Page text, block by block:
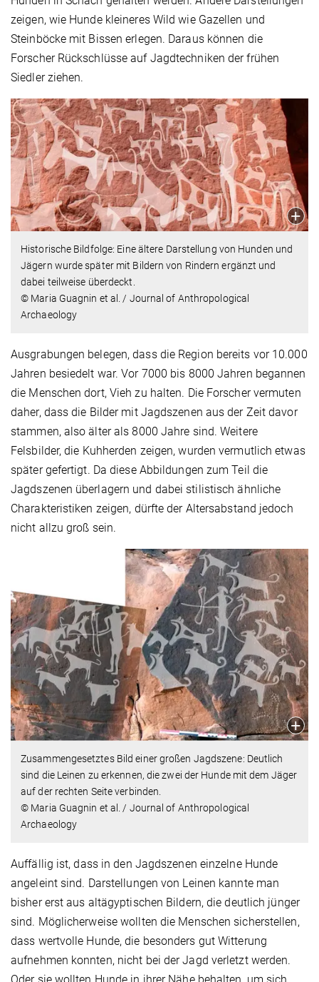
zeigen, wie Hunde kleineres Wild wie Gazellen und
Steinböcke mit Bissen erlegen. Daraus können die
Forscher Rückschlüsse auf Jagdtechniken der frühen
Siedler ziehen.
Historische Bildfolge: Eine ältere Darstellung von Hunden und
Jägern wurde später mit Bildern von Rindern ergänzt und
dabei teilweise überdeckt.
© Maria Guagnin et al. / Journal of Anthropological
Archaeology
Ausgrabungen belegen, dass die Region bereits vor 10.000
Jahren besiedelt war. Vor 7000 bis 8000 Jahren begannen
die Menschen dort, Vieh zu halten. Die Forscher vermuten
daher, dass die Bilder mit Jagdszenen aus der Zeit davor
stammen, also älter als 8000 Jahre sind. Weitere
Felsbilder, die Kuhherden zeigen, wurden vermutlich etwas
später gefertigt. Da diese Abbildungen zum Teil die
Jagdszenen überlagern und dabei stilistisch ähnliche
Charakteristiken zeigen, dürfte der Altersabstand jedoch
nicht allzu groß sein.
Zusammengesetztes Bild einer großen Jagdszene: Deutlich
sind die Leinen zu erkennen, die zwei der Hunde mit dem Jäger
auf der rechten Seite verbinden.
© Maria Guagnin et al. / Journal of Anthropological
Archaeology
Auffällig ist, dass in den Jagdszenen einzelne Hunde
angeleint sind. Darstellungen von Leinen kannte man
bisher erst aus altägyptischen Bildern, die deutlich jünger
sind. Möglicherweise wollten die Menschen sicherstellen,
dass wertvolle Hunde, die besonders gut Witterung
aufnehmen konnten, nicht bei der Jagd verletzt werden.